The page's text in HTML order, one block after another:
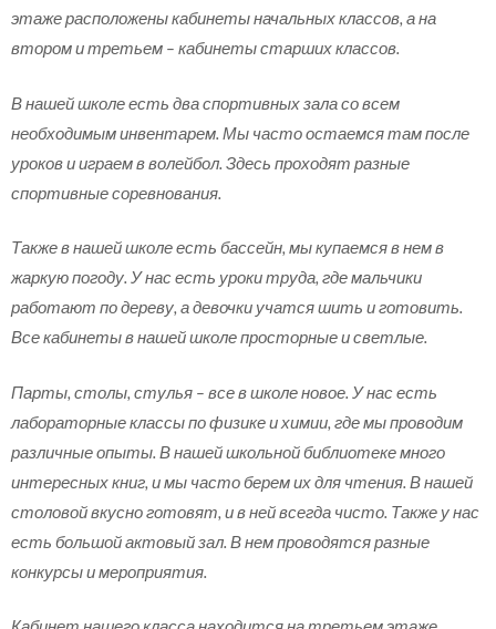
этаже расположены кабинеты начальных классов, а на
втором и третьем – кабинеты старших классов.
В нашей школе есть два спортивных зала со всем
необходимым инвентарем. Мы часто остаемся там после
уроков и играем в волейбол. Здесь проходят разные
спортивные соревнования.
Также в нашей школе есть бассейн, мы купаемся в нем в
жаркую погоду. У нас есть уроки труда, где мальчики
работают по дереву, а девочки учатся шить и готовить.
Все кабинеты в нашей школе просторные и светлые.
Парты, столы, стулья – все в школе новое. У нас есть
лабораторные классы по физике и химии, где мы проводим
различные опыты. В нашей школьной библиотеке много
интересных книг, и мы часто берем их для чтения. В нашей
столовой вкусно готовят, и в ней всегда чисто. Также у нас
есть большой актовый зал. В нем проводятся разные
конкурсы и мероприятия.